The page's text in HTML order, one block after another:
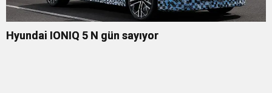
Hyundai IONIQ 5 N gün sayıyor